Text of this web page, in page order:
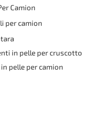
Camion
per camion
in pelle per cruscotto
pelle per camion